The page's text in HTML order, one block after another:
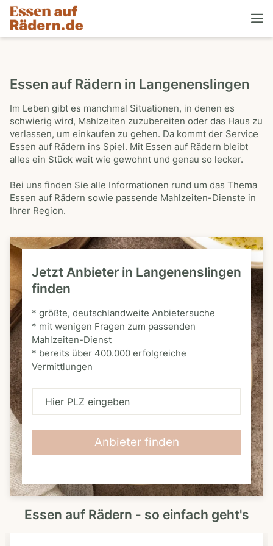
Essen auf Rädern in Langenenslingen
Im Leben gibt es manchmal Situationen, in denen es
schwierig wird, Mahlzeiten zuzubereiten oder das Haus zu
verlassen, um einkaufen zu gehen. Da kommt der Service
Essen auf Rädern ins Spiel. Mit Essen auf Rädern bleibt
alles ein Stück weit wie gewohnt und genau so lecker.
Bei uns finden Sie alle Informationen rund um das Thema
Essen auf Rädern sowie passende Mahlzeiten-Dienste in
Ihrer Region.
Jetzt Anbieter in Langenenslingen
finden
* größte, deutschlandweite Anbietersuche
* mit wenigen Fragen zum passenden
Mahlzeiten-Dienst
* bereits über 400.000 erfolgreiche
Vermittlungen
H
L
Z
Anbieter finden
Essen auf Rädern - so einfach geht's